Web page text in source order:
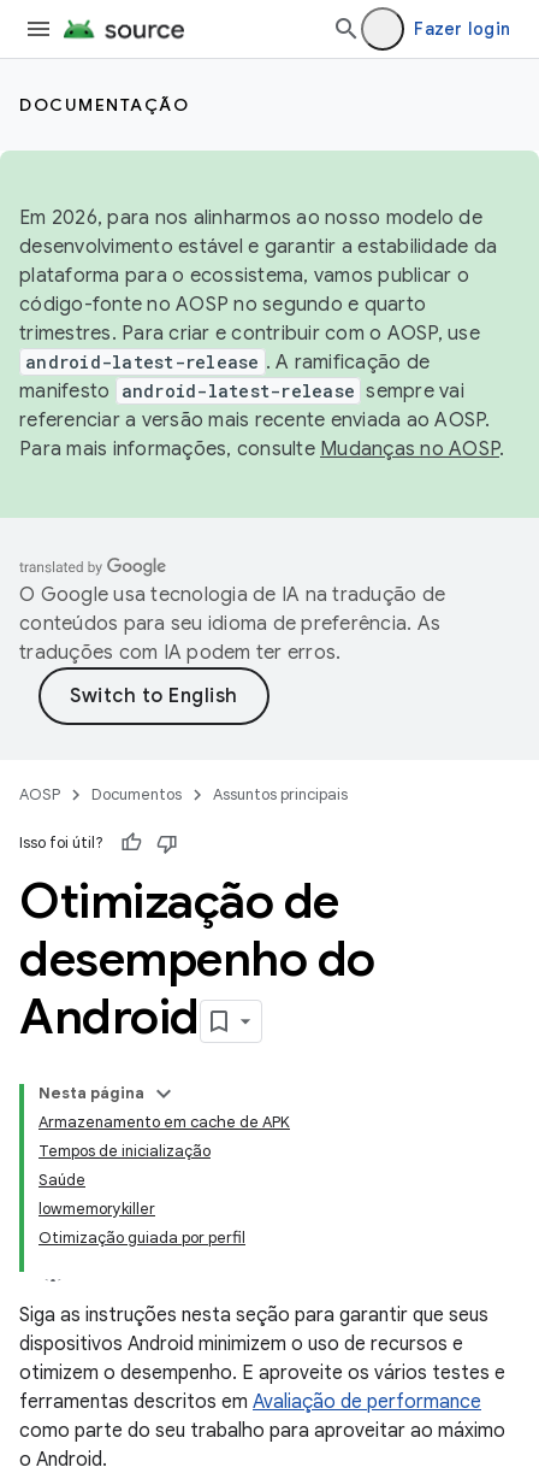
Fazer login
DOCUMENTAÇÃO
Em 2026, para nos alinharmos ao nosso modelo de
desenvolvimento estável e garantir a estabilidade da
plataforma para o ecossistema, vamos publicar o
código-fonte no AOSP no segundo e quarto
trimestres. Para criar e contribuir com o AOSP, use
android-latest-release . A ramificação de
manifesto
android-latest-release sempre vai
referenciar a versão mais recente enviada ao AOSP.
Para mais informações, consulte Mudanças no AOSP.
O Google usa tecnologia de IA na tradução de
conteúdos para seu idioma de preferência. As
traduções com IA podem ter erros.
AOSP Documentos Assuntos principais
Isso foi útil?
Otimização de
desempenho do
Android
Nesta página
Armazenamento em cache de APK
Tempos de inicialização
Saúde
lowmemorykiller
Otimização guiada por perfil
Siga as instruções nesta seção para garantir que seus
dispositivos Android minimizem o uso de recursos e
otimizem o desempenho. E aproveite os vários testes e
ferramentas descritos em Avaliação de performance
como parte do seu trabalho para aproveitar ao máximo
o Android.